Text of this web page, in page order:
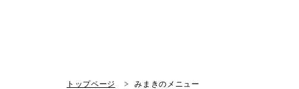
トップページ みまきのメニュー